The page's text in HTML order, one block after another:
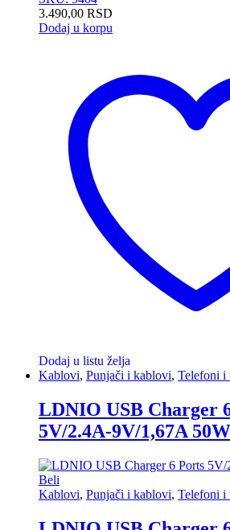
3.490,00 RSD
Dodaj u korpu
Dodaj u listu želja
Kablovi, Punjači i kablovi, Telefoni i
LDNIO USB Charger
5V/2.4A-9V/1,67A
Kablovi, Punjači i kablovi, Telefoni i